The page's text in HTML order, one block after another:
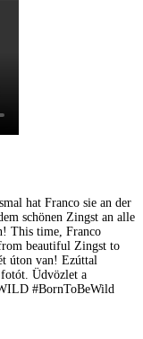
hat Franco sie an der
schönen Zingst an alle
This time, Franco
beautiful Zingst to
úton van! Ezúttal
Üdvözlet a
#BornToBeWild